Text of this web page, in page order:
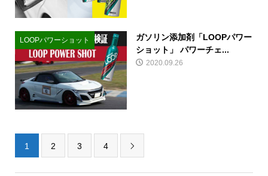
LOOPパワーショット
ガソリン添加剤「LOOPパワー
ショット」 パワーチェ...
2020.09.26
1 2 3 4 